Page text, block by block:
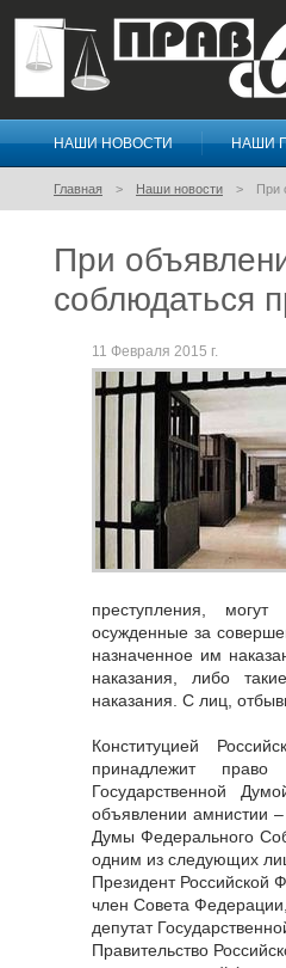
Правосознание
НАШИ НОВОСТИ НАШИ
Главная Наши новости При
При
соблюдаться
11 Февраля 2015 г.
преступления,
осужденные за
назначенное им
наказания, либо
наказания. С лиц,
Конституцией
принадлежит
Государственной
объявлении амнистии
Думы Федерального
одним из следующих
Президент Российской
член Совета
депутат
Правительство